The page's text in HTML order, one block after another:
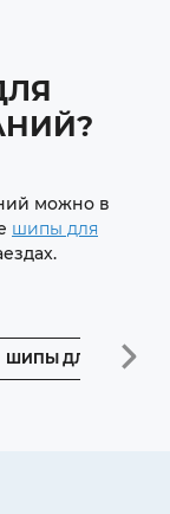
можно в
шипы для
ШИПЫ ДЛЯ